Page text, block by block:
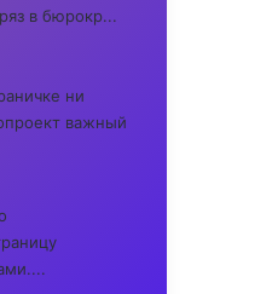
в бюрокр...
ни
важный